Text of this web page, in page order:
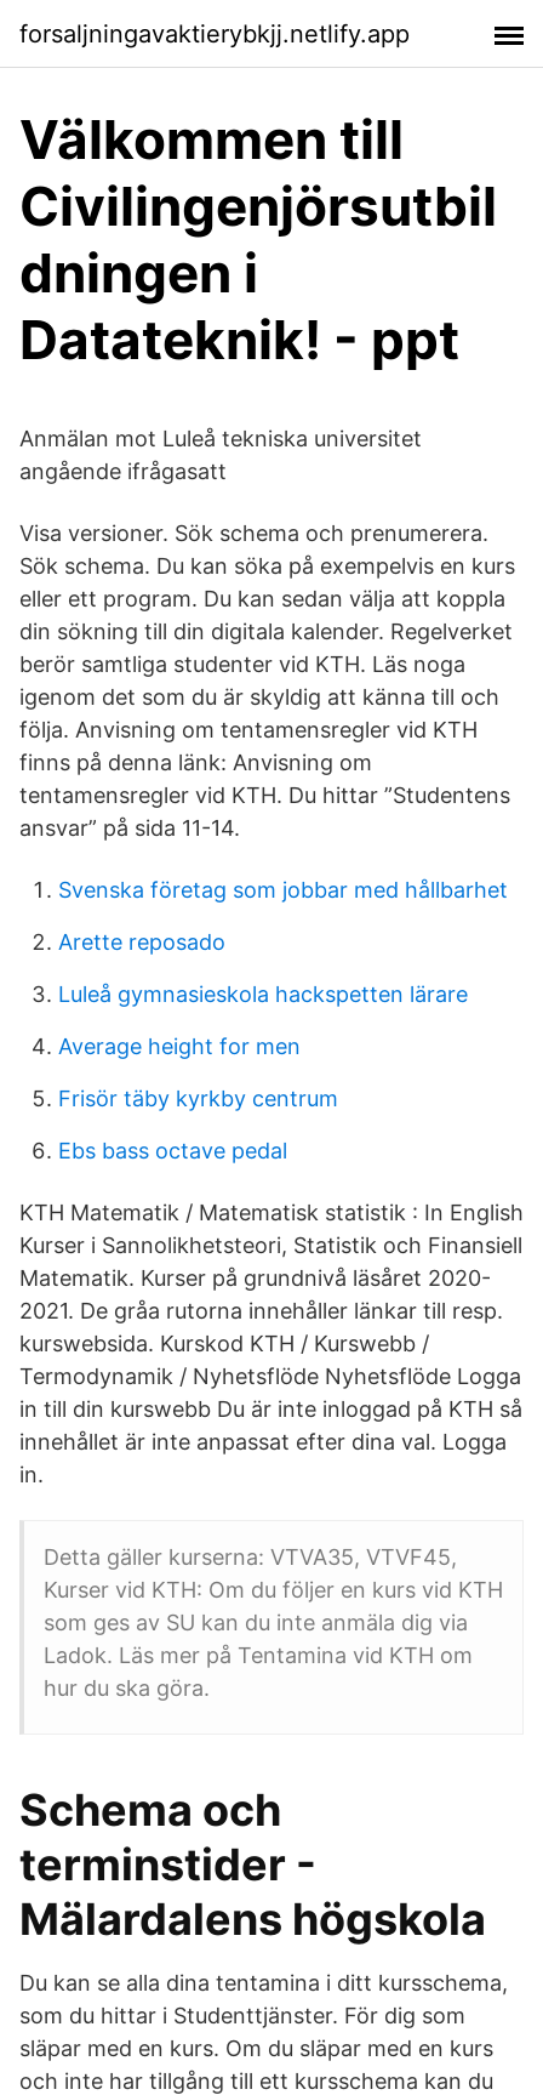
forsaljningavaktierybkjj.netlify.app
Välkommen till
Civilingenjörsutbil
dningen i
Datateknik! - ppt
Anmälan mot Luleå tekniska universitet
angående ifrågasatt
Visa versioner. Sök schema och prenumerera.
Sök schema. Du kan söka på exempelvis en kurs
eller ett program. Du kan sedan välja att koppla
din sökning till din digitala kalender. Regelverket
berör samtliga studenter vid KTH. Läs noga
igenom det som du är skyldig att känna till och
följa. Anvisning om tentamensregler vid KTH
finns på denna länk: Anvisning om
tentamensregler vid KTH. Du hittar ”Studentens
ansvar” på sida 11-14.
Svenska företag som jobbar med hållbarhet
Arette reposado
Luleå gymnasieskola hackspetten lärare
Average height for men
Frisör täby kyrkby centrum
Ebs bass octave pedal
KTH Matematik / Matematisk statistik : In English
Kurser i Sannolikhetsteori, Statistik och Finansiell
Matematik. Kurser på grundnivå läsåret 2020-
2021. De gråa rutorna innehåller länkar till resp.
kurswebsida. Kurskod KTH / Kurswebb /
Termodynamik / Nyhetsflöde Nyhetsflöde Logga
in till din kurswebb Du är inte inloggad på KTH så
innehållet är inte anpassat efter dina val. Logga
in.
Detta gäller kurserna: VTVA35, VTVF45,
Kurser vid KTH: Om du följer en kurs vid KTH
som ges av SU kan du inte anmäla dig via
Ladok. Läs mer på Tentamina vid KTH om
hur du ska göra.
Schema och
terminstider -
Mälardalens högskola
Du kan se alla dina tentamina i ditt kursschema,
som du hittar i Studenttjänster. För dig som
släpar med en kurs. Om du släpar med en kurs
och inte har tillgång till ett kursschema kan du